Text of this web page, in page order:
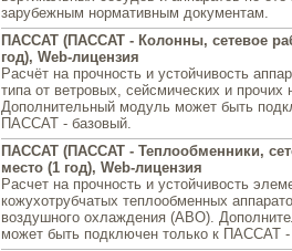
зарубежным нормативным документам.
ПАССАТ (ПАССАТ - Колонны, сетевое
год), Web-лицензия
Расчёт на прочность и устойчивость
типа от ветровых, сейсмических и прочих
Дополнительный модуль может быть
ПАССАТ - базовый.
ПАССАТ (ПАССАТ - Теплообменники,
место (1 год), Web-лицензия
Расчет на прочность и устойчивость
кожухотрубчатых теплообменных
воздушного охлаждения (АВО).
может быть подключен только к ПАССАТ -